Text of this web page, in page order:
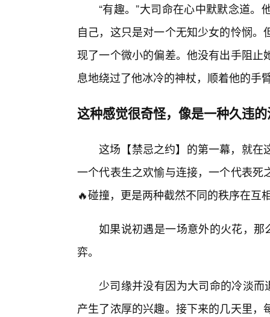
“有趣。”大司命在心中默默念道
自己，这只是对一个无知少女的怜悯
现了一个微小的偏差。他没有出手阻
息地绕过了他冰冷的神杖，顺着他的手
这种感觉很奇怪，像是一种久违
这场【禁忌之约】的第一幕，就在
一个代表生之欢愉与连接，一个代表
🔥碰撞，更是两种截然不同的秩序在互
如果说初遇是一场意外的火花，那
弈。
少司缘并没有因为大司命的冷淡而
产生了浓厚的兴趣。接下来的几天里